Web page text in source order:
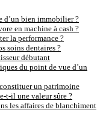
d’un bien immobilier ?
en machine à cash ?
la performance ?
soins dentaires ?
débutant
du point de vue d’un
un patrimoine
t-il une valeur sûre ?
les affaires de blanchiment